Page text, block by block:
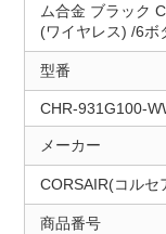
ム合金 ブラック
(ワイヤレス) /6ボ
型番
CHR-931G100-
メーカー
CORSAIR(コルセ
商品番号